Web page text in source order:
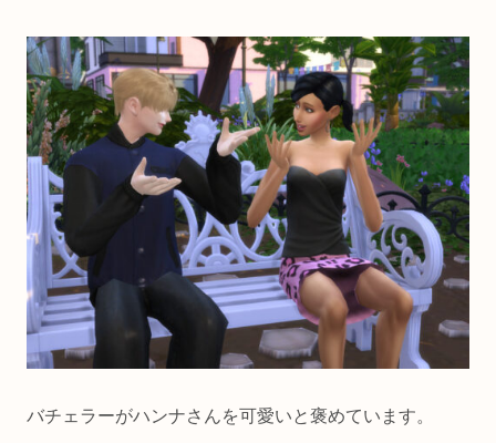
バチェラーがハンナさんを可愛いと褒めています。